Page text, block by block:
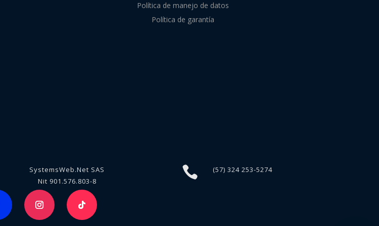
Política de manejo de datos
Política de garantía
SystemsWeb.Net SAS
Nit 901.576.803-8
 (57) 324 253-5274